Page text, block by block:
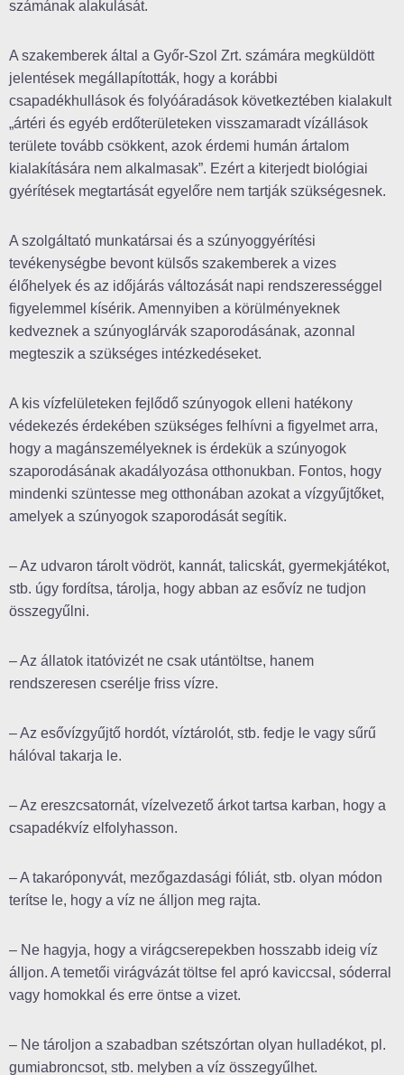
számának alakulását.
A szakemberek által a Győr-Szol Zrt. számára megküldött
jelentések megállapították, hogy a korábbi
csapadékhullások és folyóáradások következtében kialakult
„ártéri és egyéb erdőterületeken visszamaradt vízállások
területe tovább csökkent, azok érdemi humán ártalom
kialakítására nem alkalmasak”. Ezért a kiterjedt biológiai
gyérítések megtartását egyelőre nem tartják szükségesnek.
A szolgáltató munkatársai és a szúnyoggyérítési
tevékenységbe bevont külsős szakemberek a vizes
élőhelyek és az időjárás változását napi rendszerességgel
figyelemmel kísérik. Amennyiben a körülményeknek
kedveznek a szúnyoglárvák szaporodásának, azonnal
megteszik a szükséges intézkedéseket.
A kis vízfelületeken fejlődő szúnyogok elleni hatékony
védekezés érdekében szükséges felhívni a figyelmet arra,
hogy a magánszemélyeknek is érdekük a szúnyogok
szaporodásának akadályozása otthonukban. Fontos, hogy
mindenki szüntesse meg otthonában azokat a vízgyűjtőket,
amelyek a szúnyogok szaporodását segítik.
– Az udvaron tárolt vödröt, kannát, talicskát, gyermekjátékot,
stb. úgy fordítsa, tárolja, hogy abban az esővíz ne tudjon
összegyűlni.
– Az állatok itatóvizét ne csak utántöltse, hanem
rendszeresen cserélje friss vízre.
– Az esővízgyűjtő hordót, víztárolót, stb. fedje le vagy sűrű
hálóval takarja le.
– Az ereszcsatornát, vízelvezető árkot tartsa karban, hogy a
csapadékvíz elfolyhasson.
– A takaróponyvát, mezőgazdasági fóliát, stb. olyan módon
terítse le, hogy a víz ne álljon meg rajta.
– Ne hagyja, hogy a virágcserepekben hosszabb ideig víz
álljon. A temetői virágvázát töltse fel apró kaviccsal, sóderral
vagy homokkal és erre öntse a vizet.
– Ne tároljon a szabadban szétszórtan olyan hulladékot, pl.
gumiabroncsot, stb. melyben a víz összegyűlhet.